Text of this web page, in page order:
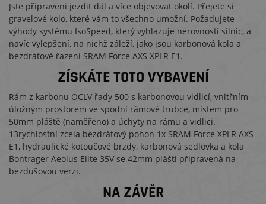
Jste připraveni jezdit dál a více objevovat okolí. Přejete si
gravelové kolo, které vám to všechno umožní. Požadujete
výhody systému IsoSpeed, který vyhlazuje nerovnosti silnic, a
navíc vylepšení, na nichž záleží, jako jsou karbonová kola a
bezdrátové řazení SRAM Force AXS XPLR E1.
ZÍSKÁTE TOTO VYBAVENÍ
Rám z karbonu OCLV řady 500 s karbonovou vidlicí, vnitřním
úložným prostorem ve spodní rámové trubce, místem pro
50mm pláště (naměřeno) a úchyty na rámu a vidlici.
13rychlostní zcela bezdrátový pohon 1x SRAM Force XPLR AXS
E1, hydraulické kotoučové brzdy, karbonová sedlovka a kola
Bontrager Aeolus Elite 35V se 42mm plášti připravená na
bezdušovou verzi.
NA ZÁVĚR